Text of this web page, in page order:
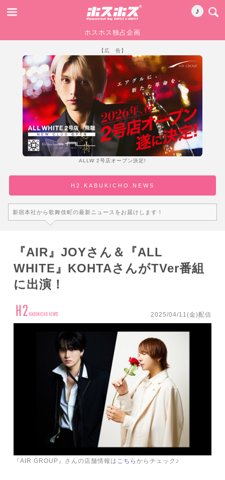
♪
ホスホス独占企画
【広 告】
ALLW 2号店オープン決定!
H2.KABUKICHO.NEWS
新宿本社から歌舞伎町の最新ニュースをお届けします！
『AIR』JOYさん＆『ALL
WHITE』KOHTAさんがTVer番組
に出演！
2025/04/11(金)配信
『AIR GROUP』さんの店舗情報は こちら からチェック♪